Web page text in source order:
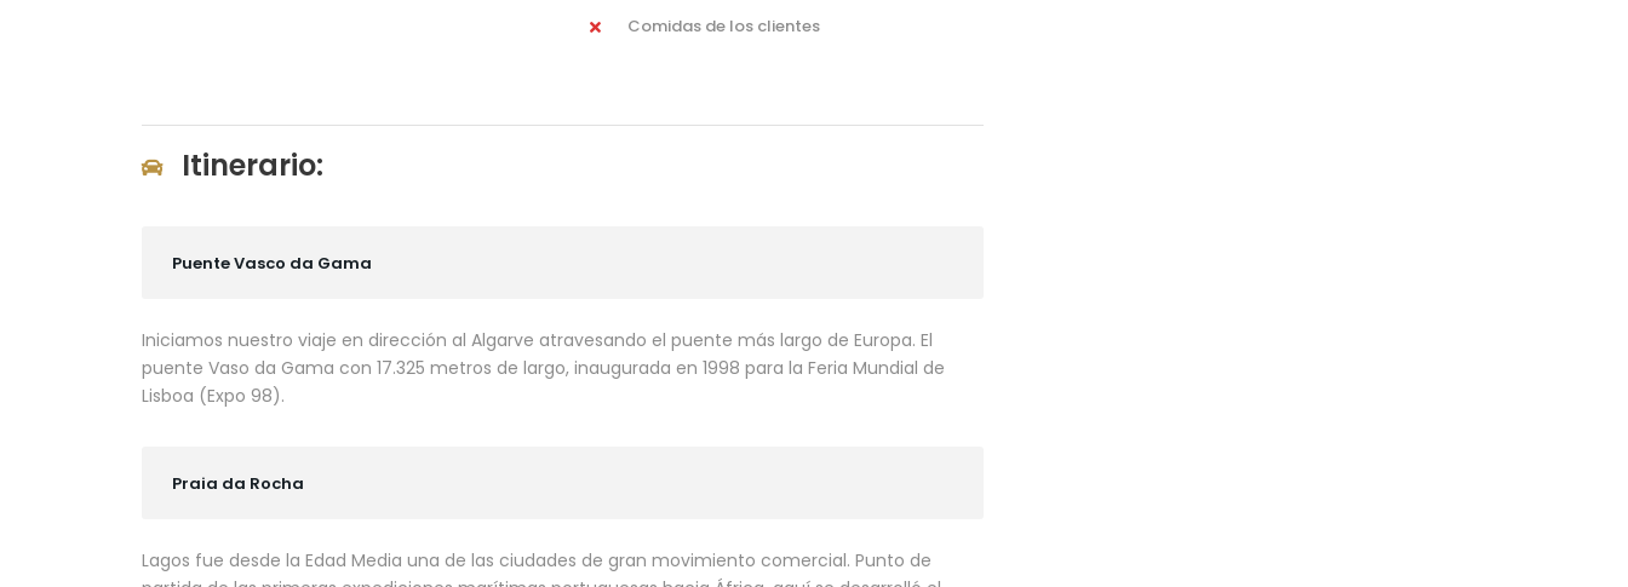
Comidas de los clientes
Itinerario:
Puente Vasco da Gama
Iniciamos nuestro viaje en dirección al Algarve atravesando el puente más largo de Europa. El
puente Vaso da Gama con 17.325 metros de largo, inaugurada en 1998 para la Feria Mundial de
Lisboa (Expo 98).
Praia da Rocha
Lagos fue desde la Edad Media una de las ciudades de gran movimiento comercial. Punto de